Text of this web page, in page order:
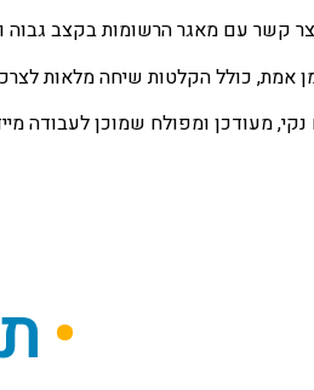
קשר עם מאגר הרשומות בקצב גבוה
אמת, כולל הקלטות שיחה מלאות
מעודכן ומפולח שמוכן לעבודה